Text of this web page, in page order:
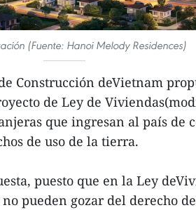
(Fuente: Hanoi Melody Residences)
Construcción deVietnam
de Ley de
que ingresan al país de
de uso de la tierra.
puesto que en la Ley
pueden gozar del derecho